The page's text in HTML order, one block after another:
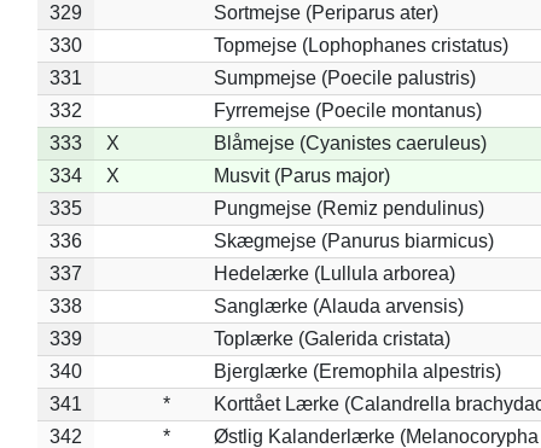
329
Sortmejse (Periparus ater)
330
Topmejse (Lophophanes cristatus)
331
Sumpmejse (Poecile palustris)
332
Fyrremejse (Poecile montanus)
333
X
Blåmejse (Cyanistes caeruleus)
334
X
Musvit (Parus major)
335
Pungmejse (Remiz pendulinus)
336
Skægmejse (Panurus biarmicus)
337
Hedelærke (Lullula arborea)
338
Sanglærke (Alauda arvensis)
339
Toplærke (Galerida cristata)
340
Bjerglærke (Eremophila alpestris)
341
*
Korttået Lærke (Calandrella
342
*
Østlig Kalanderlærke (Melanocorypha